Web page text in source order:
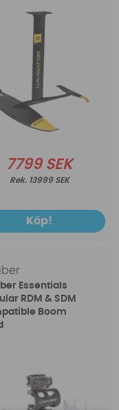
7799 SEK
13999 SEK
Köp!
Essentials
RDM & SDM
Boom